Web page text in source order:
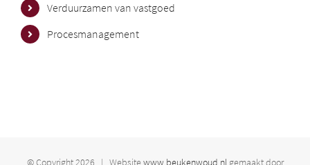
Verduurzamen van vastgoed
Procesmanagement
© Copyright2026 | Websitewww.beukenwoud.nl gemaakt door